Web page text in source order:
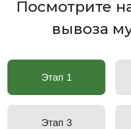
Посмотрите
вывоза
Этап 1
Этап 3